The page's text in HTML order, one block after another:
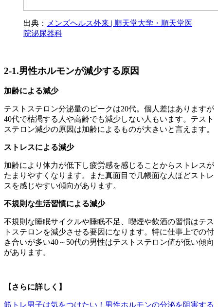
出典：
メンズヘルス外来 | 順天堂大学・順天堂医
院泌尿器科
2-1.男性ホルモンが減少する原因
加齢による減少
テストステロン分泌量のピークは20代。個人差はありますが
40代で枯渇する人や高齢でも減少しない人もいます。テスト
ステロン減少の原因は加齢によるものが大きいと言えます。
ストレスによる減少
加齢により体力が低下し疲労感を感じることからストレスが
たまりやすくなります。また真面目で几帳面な人ほどストレ
スを感じやすい傾向があります。
不規則な生活習慣による減少
不規則な睡眠サイクルや睡眠不足、喫煙や飲酒の習慣はテス
トステロンを減少させる要因になります。特に仕事上での付
き合いが多い40～50代の男性はテストステロン値が低い傾向
があります。
【さらに詳しく】
筋トレ男子は気をつけたい！男性ホルモンの分泌を阻害する